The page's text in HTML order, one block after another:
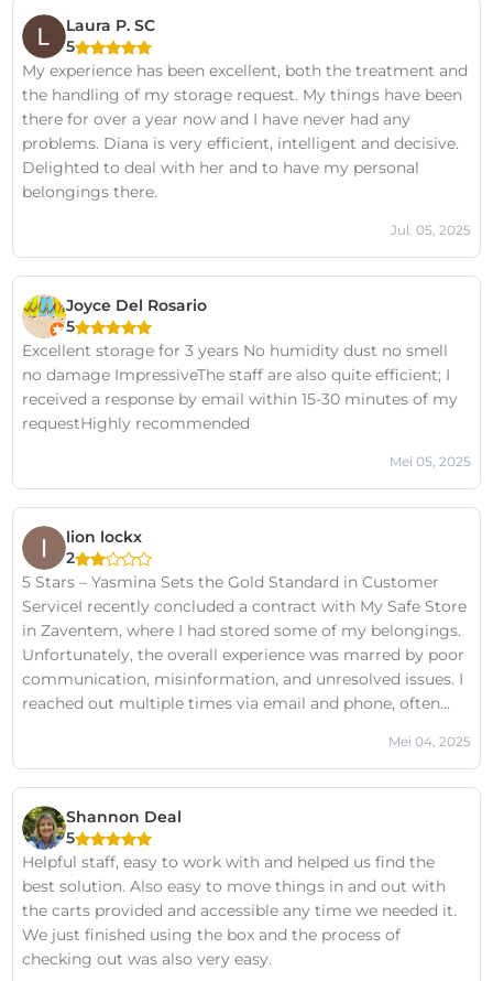
Laura P. SC
5
My experience has been excellent, both the treatment and
the handling of my storage request. My things have been
there for over a year now and I have never had any
problems. Diana is very efficient, intelligent and decisive.
Delighted to deal with her and to have my personal
belongings there.
Jul. 05, 2025
Joyce Del Rosario
5
Excellent storage for 3 years No humidity dust no smell
no damage ImpressiveThe staff are also quite efficient; I
received a response by email within 15-30 minutes of my
requestHighly recommended
Mei 05, 2025
lion lockx
2
5 Stars – Yasmina Sets the Gold Standard in Customer
ServiceI recently concluded a contract with My Safe Store
in Zaventem, where I had stored some of my belongings.
Unfortunately, the overall experience was marred by poor
communication, misinformation, and unresolved issues. I
reached out multiple times via email and phone, often
frustration and a lack of trust in the service.However, that
all changed on the days Yasmina was in charge.From the
with exceptional professionalism, patience, and care. She
listened, understood, and—most importantly—took
action. Every promise she made was kept. Every concern I
had was addressed. Her respectful and courteous manner
was a breath of fresh air, especially in contrast to some of
her colleagues.As a business owner, I can confidently say
that Yasmina is the kind of employee every company
Mei 04, 2025
Shannon Deal
5
Helpful staff, easy to work with and helped us find the
best solution. Also easy to move things in and out with
the carts provided and accessible any time we needed it.
We just finished using the box and the process of
checking out was also very easy.